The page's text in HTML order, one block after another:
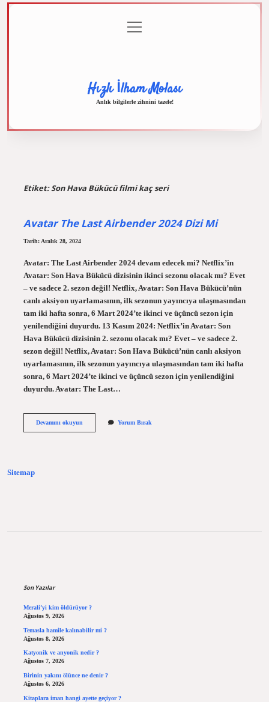
menüyü
aç
Hızlı İlham Molası
Anlık bilgilerle zihnini tazele!
Etiket:Son Hava Bükücü filmi kaç seri
Avatar The Last Airbender 2024 Dizi Mi
Tarih: Aralık 28, 2024
Avatar: The Last Airbender 2024 devam edecek mi? Netflix’in
Avatar: Son Hava Bükücü dizisinin ikinci sezonu olacak mı? Evet
– ve sadece 2. sezon değil! Netflix, Avatar: Son Hava Bükücü’nün
canlı aksiyon uyarlamasının, ilk sezonun yayıncıya ulaşmasından
tam iki hafta sonra, 6 Mart 2024’te ikinci ve üçüncü sezon için
yenilendiğini duyurdu. 13 Kasım 2024: Netflix’in Avatar: Son
Hava Bükücü dizisinin 2. sezonu olacak mı? Evet – ve sadece 2.
sezon değil! Netflix, Avatar: Son Hava Bükücü’nün canlı aksiyon
uyarlamasının, ilk sezonun yayıncıya ulaşmasından tam iki hafta
sonra, 6 Mart 2024’te ikinci ve üçüncü sezon için yenilendiğini
duyurdu. Avatar: The Last…
Devamını okuyunAvatar
Yorum Bırak
Sitemap
Son Yazılar
Merali’yi kim öldürüyor ?
Ağustos 9, 2026
Temasla hamile kalınabilir mi ?
Ağustos 8, 2026
Katyonik ve anyonik nedir ?
Ağustos 7, 2026
Birinin yakını ölünce ne denir ?
Ağustos 6, 2026
Kitaplara iman hangi ayette geçiyor ?